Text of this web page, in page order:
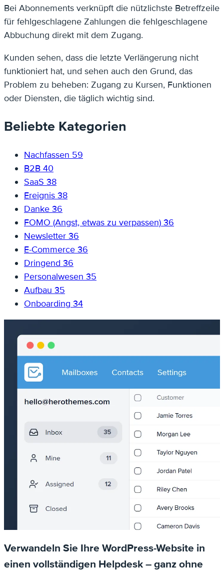
Bei Abonnements verknüpft die nützlichste Betreffzeile
für fehlgeschlagene Zahlungen die fehlgeschlagene
Abbuchung direkt mit dem Zugang.
Kunden sehen, dass die letzte Verlängerung nicht
funktioniert hat, und sehen auch den Grund, das
Problem zu beheben: Zugang zu Kursen, Funktionen
oder Diensten, die täglich wichtig sind.
Beliebte Kategorien
Nachfassen 59
B2B 40
SaaS 38
Ereignis 38
Danke 36
FOMO (Angst, etwas zu verpassen) 36
Newsletter 36
E-Commerce 36
Dringend 36
Personalwesen 35
Aufbau 35
Onboarding 34
Verwandeln Sie Ihre WordPress-Website in
einen vollständigen Helpdesk – ganz ohne